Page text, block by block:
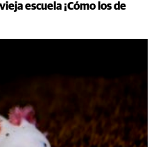
escuela ¡Cómo los de